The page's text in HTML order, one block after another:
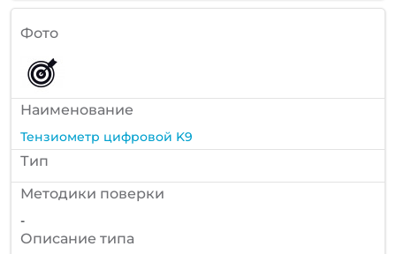
Фото
Наименование
Тензиометр цифровой K9
Тип
Методики поверки
-
Описание типа